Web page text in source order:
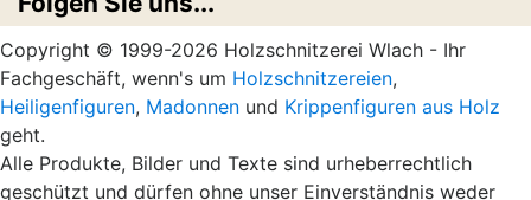
Copyright © 1999-2026 Holzschnitzerei Wlach - Ihr
Fachgeschäft, wenn's um Holzschnitzereien,
Heiligenfiguren, Madonnen und Krippenfiguren aus Holz
geht.
Alle Produkte, Bilder und Texte sind urheberrechtlich
geschützt und dürfen ohne unser Einverständnis weder